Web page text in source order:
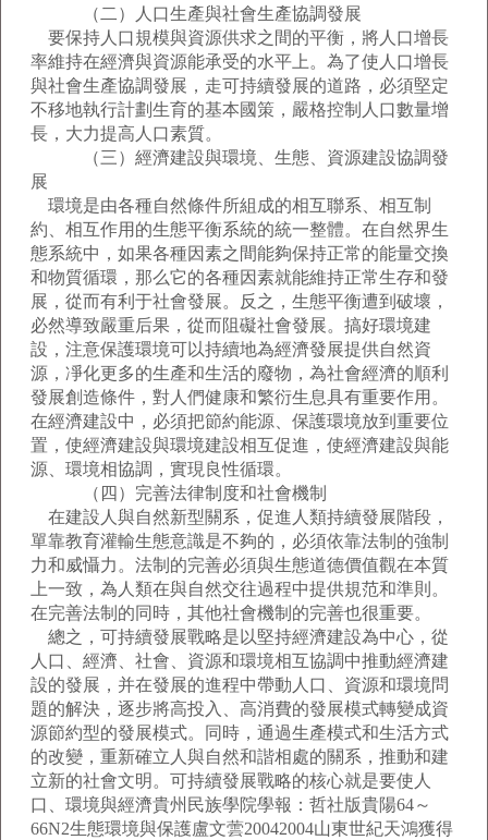
（二）人口生產與社會生產協調發展
要保持人口規模與資源供求之間的平衡，將人口增長
率維持在經濟與資源能承受的水平上。為了使人口增長
與社會生產協調發展，走可持續發展的道路，必須堅定
不移地執行計劃生育的基本國策，嚴格控制人口數量增
長，大力提高人口素質。
（三）經濟建設與環境、生態、資源建設協調發
展
環境是由各種自然條件所組成的相互聯系、相互制
約、相互作用的生態平衡系統的統一整體。在自然界生
態系統中，如果各種因素之間能夠保持正常的能量交換
和物質循環，那么它的各種因素就能維持正常生存和發
展，從而有利于社會發展。反之，生態平衡遭到破壞，
必然導致嚴重后果，從而阻礙社會發展。搞好環境建
設，注意保護環境可以持續地為經濟發展提供自然資
源，凈化更多的生產和生活的廢物，為社會經濟的順利
發展創造條件，對人們健康和繁衍生息具有重要作用。
在經濟建設中，必須把節約能源、保護環境放到重要位
置，使經濟建設與環境建設相互促進，使經濟建設與能
源、環境相協調，實現良性循環。
（四）完善法律制度和社會機制
在建設人與自然新型關系，促進人類持續發展階段，
單靠教育灌輸生態意識是不夠的，必須依靠法制的強制
力和威懾力。法制的完善必須與生態道德價值觀在本質
上一致，為人類在與自然交往過程中提供規范和準則。
在完善法制的同時，其他社會機制的完善也很重要。
總之，可持續發展戰略是以堅持經濟建設為中心，從
人口、經濟、社會、資源和環境相互協調中推動經濟建
設的發展，并在發展的進程中帶動人口、資源和環境問
題的解決，逐步將高投入、高消費的發展模式轉變成資
源節約型的發展模式。同時，通過生產模式和生活方式
的改變，重新確立人與自然和諧相處的關系，推動和建
立新的社會文明。可持續發展戰略的核心就是要使人
口、環境與經濟貴州民族學院學報：哲社版貴陽64～
66N2生態環境與保護盧文蕓20042004山東世紀天鴻獲得